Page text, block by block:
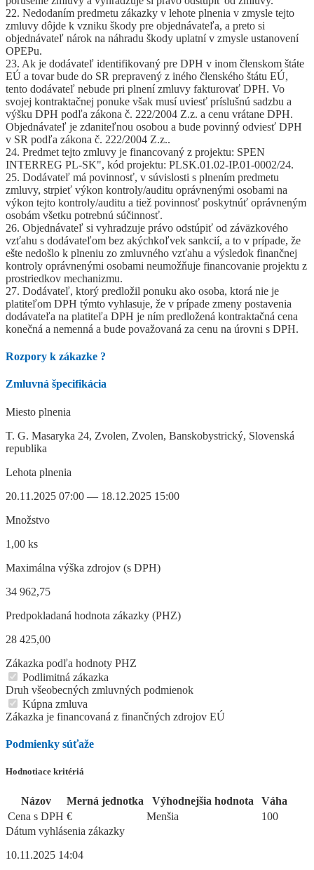
22. Nedodaním predmetu zákazky v lehote plnenia v zmysle tejto
zmluvy dôjde k vzniku škody pre objednávateľa, a preto si
objednávateľ nárok na náhradu škody uplatní v zmysle ustanovení
OPEPu.
23. Ak je dodávateľ identifikovaný pre DPH v inom členskom štáte
EÚ a tovar bude do SR prepravený z iného členského štátu EÚ,
tento dodávateľ nebude pri plnení zmluvy fakturovať DPH. Vo
svojej kontraktačnej ponuke však musí uviesť príslušnú sadzbu a
výšku DPH podľa zákona č. 222/2004 Z.z. a cenu vrátane DPH.
Objednávateľ je zdaniteľnou osobou a bude povinný odviesť DPH
v SR podľa zákona č. 222/2004 Z.z..
24. Predmet tejto zmluvy je financovaný z projektu: SPEN
INTERREG PL-SK", kód projektu: PLSK.01.02-IP.01-0002/24.
25. Dodávateľ má povinnosť, v súvislosti s plnením predmetu
zmluvy, strpieť výkon kontroly/auditu oprávnenými osobami na
výkon tejto kontroly/auditu a tiež povinnosť poskytnúť oprávneným
osobám všetku potrebnú súčinnosť.
26. Objednávateľ si vyhradzuje právo odstúpiť od záväzkového
vzťahu s dodávateľom bez akýchkoľvek sankcií, a to v prípade, že
ešte nedošlo k plneniu zo zmluvného vzťahu a výsledok finančnej
kontroly oprávnenými osobami neumožňuje financovanie projektu z
prostriedkov mechanizmu.
27. Dodávateľ, ktorý predložil ponuku ako osoba, ktorá nie je
platiteľom DPH týmto vyhlasuje, že v prípade zmeny postavenia
dodávateľa na platiteľa DPH je ním predložená kontraktačná cena
konečná a nemenná a bude považovaná za cenu na úrovni s DPH.
Rozpory k zákazke ?
Zmluvná špecifikácia
Miesto plnenia
T. G. Masaryka 24, Zvolen, Zvolen, Banskobystrický, Slovenská
republika
Lehota plnenia
20.11.2025 07:00 — 18.12.2025 15:00
Množstvo
1,00 ks
Maximálna výška zdrojov (s DPH)
34 962,75
Predpokladaná hodnota zákazky (PHZ)
28 425,00
Zákazka podľa hodnoty PHZ
Podlimitná zákazka
Druh všeobecných zmluvných podmienok
Kúpna zmluva
Zákazka je financovaná z finančných zdrojov EÚ
Podmienky súťaže
Hodnotiace kritériá
Názov Merná jednotka Výhodnejšia hodnota
Váha
Cena s DPH € Menšia
100
Dátum vyhlásenia zákazky
10.11.2025 14:04